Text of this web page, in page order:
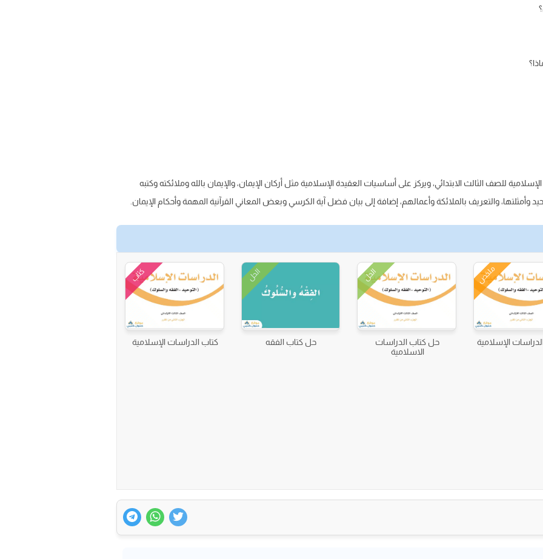
للصف الثالث الابتدائي، ويركز على أساسيات العقيدة الإسلامية مثل أركان الإيمان، والإيمان بالله وملائكته وكتبه
وأمثلتها، والتعريف بالملائكة وأعمالهم، إضافة إلى بيان فضل آية الكرسي وبعض المعاني القرآنية المهمة وأحكام الإيمان.
ملخص
الإسلامية
الحل
حل كتاب الدراسات
الاسلامية
الحل
حل كتاب الفقه
كتاب
كتاب الدراسات الإسلامية